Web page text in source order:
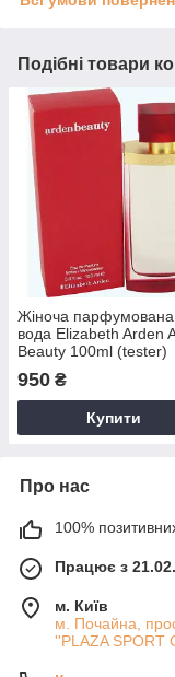
Подібні товари
Жіноча парфумована
вода Elizabeth Arden
Beauty 100ml (tester)
950 ₴
Купити
Про нас
100%
Працює з
м. Київ
м. Почайна,
''PLAZA SPORT